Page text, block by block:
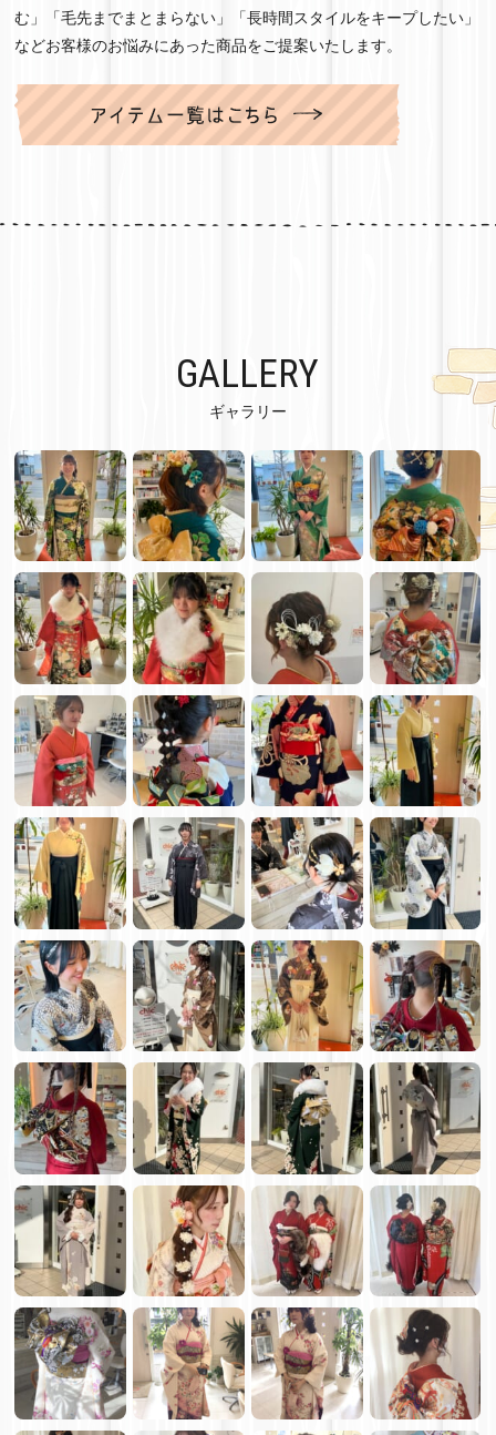
む」「毛先までまとまらない」「長時間スタイルをキープしたい」
などお客様のお悩みにあった商品をご提案いたします。
GALLERY
ギャラリー